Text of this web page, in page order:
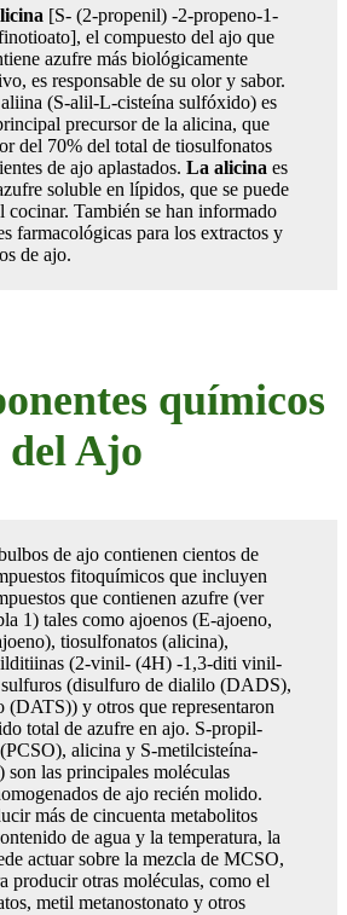
[S- (2-propenil) -2-propeno-1-
el compuesto del ajo que
azufre más biológicamente
es responsable de su olor y sabor.
(S-alil-L-cisteína sulfóxido) es
precursor de la alicina, que
del 70% del total de tiosulfonatos
de ajo aplastados. La alicina es
soluble en lípidos, que se puede
cocinar. También se han informado
farmacológicas para los extractos y
de ajo.
químicos
del Ajo
de ajo contienen cientos de
fitoquímicos que incluyen
que contienen azufre (ver
1) tales como ajoenos (E-ajoeno,
tiosulfonatos (alicina),
(2-vinil- (4H) -1,3-diti vinil-
(disulfuro de dialilo (DADS),
y otros que representaron
total de azufre en ajo. S-propil-
alicina y S-metilcisteína-
las principales moléculas
de ajo recién molido.
más de cincuenta metabolitos
de agua y la temperatura, la
actuar sobre la mezcla de MCSO,
producir otras moléculas, como el
metil metanostonato y otros